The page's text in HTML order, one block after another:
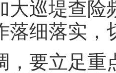
大巡堤查险
落细落实，
立足重